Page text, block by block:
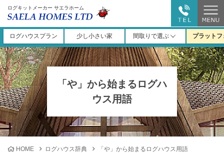
ログキットメーカー サエラホーム
ログハウスプラン 少し小さい家 間取りで選ぶ プラット
「や」から始まるログハ
ウス用語
HOME ログハウス辞典 「や」から始まるログハウス用語